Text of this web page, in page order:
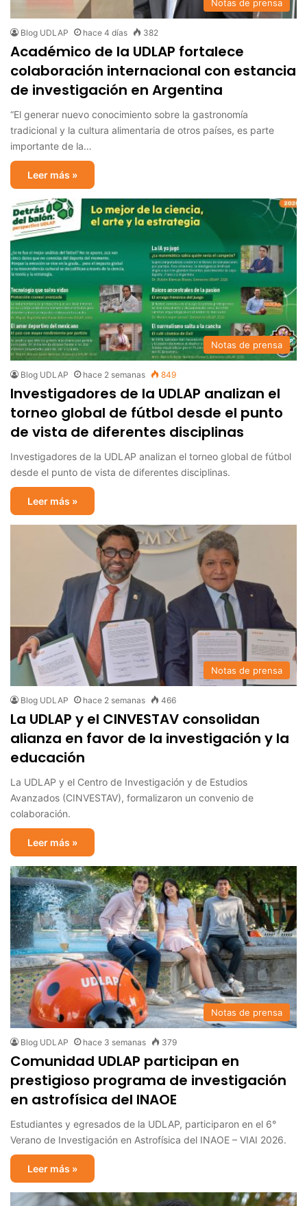
Notas de prensa
Blog UDLAP hace 4 días 382
Académico de la UDLAP fortalece
colaboración internacional con estancia
de investigación en Argentina
“El generar nuevo conocimiento sobre la gastronomía
tradicional y la cultura alimentaria de otros países, es parte
importante de la…
Leer más »
Notas de prensa
Blog UDLAP hace 2 semanas 849
Investigadores de la UDLAP analizan el
torneo global de fútbol desde el punto
de vista de diferentes disciplinas
Investigadores de la UDLAP analizan el torneo global de fútbol
desde el punto de vista de diferentes disciplinas.
Leer más »
Notas de prensa
Blog UDLAP hace 2 semanas 466
La UDLAP y el CINVESTAV consolidan
alianza en favor de la investigación y la
educación
La UDLAP y el Centro de Investigación y de Estudios
Avanzados (CINVESTAV), formalizaron un convenio de
colaboración.
Leer más »
Notas de prensa
Blog UDLAP hace 3 semanas 379
Comunidad UDLAP participan en
prestigioso programa de investigación
en astrofísica del INAOE
Estudiantes y egresados de la UDLAP, participaron en el 6°
Verano de Investigación en Astrofísica del INAOE – VIAI 2026.
Leer más »